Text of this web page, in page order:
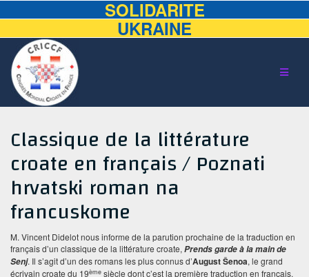
SOLIDARITE
UKRAINE
contenu
Classique de la littérature
croate en français / Poznati
hrvatski roman na
francuskome
M. Vincent Didelot nous informe de la parution prochaine de la traduction en
français d’un classique de la littérature croate, Prends garde à la main de
Senj. Il s’agit d’un des romans les plus connus d’August Šenoa, le grand
écrivain croate du 19ème siècle dont c’est la première traduction en français.